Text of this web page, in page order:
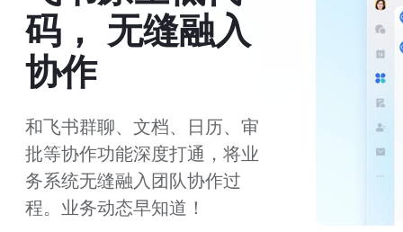
码， 无缝融入
协作
和飞书群聊、文档、日历、审
批等协作功能深度打通，将业
务系统无缝融入团队协作过
程。业务动态早知道！